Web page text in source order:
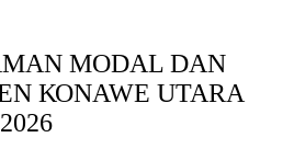
MODAL DAN
ΚΟNAWE UTARA